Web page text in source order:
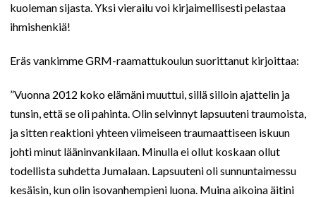
kuoleman sijasta. Yksi vierailu voi kirjaimellisesti pelastaa
ihmishenkiä!
Eräs vankimme GRM-raamattukoulun suorittanut kirjoittaa:
”Vuonna 2012 koko elämäni muuttui, sillä silloin ajattelin ja
tunsin, että se oli pahinta. Olin selvinnyt lapsuuteni traumoista,
ja sitten reaktioni yhteen viimeiseen traumaattiseen iskuun
johti minut lääninvankilaan. Minulla ei ollut koskaan ollut
todellista suhdetta Jumalaan. Lapsuuteni oli sunnuntaimessu
kesäisin, kun olin isovanhempieni luona. Muina aikoina äitini